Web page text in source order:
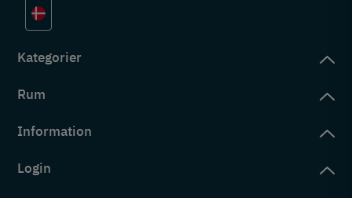
Kategorier
Rum
Information
Login